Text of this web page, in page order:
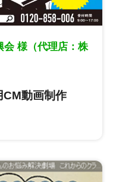
会 様（代理店：株
CM動画制作